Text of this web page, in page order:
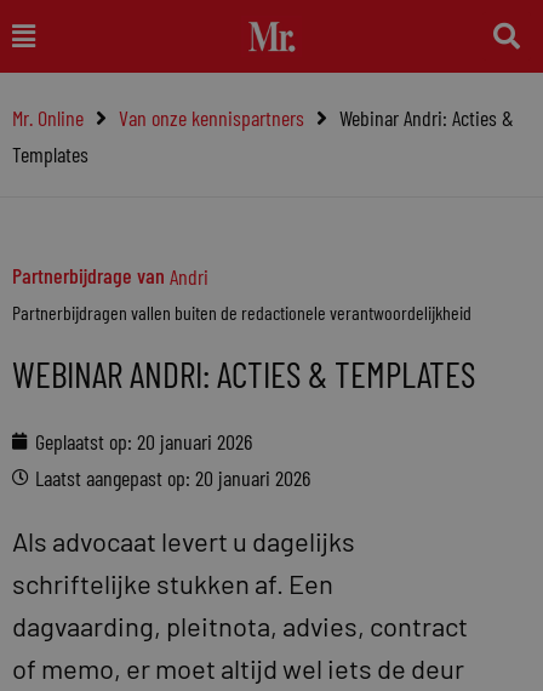
naar
inhoud
Main
Menu
Mr. Online Van onze kennispartners
Webinar Andri: Acties &
Templates
Partnerbijdrage van Andri
Partnerbijdragen vallen buiten de redactionele verantwoordelijkheid
WEBINAR ANDRI: ACTIES & TEMPLATES
Geplaatst op: 20 januari 2026
Laatst aangepast op: 20 januari 2026
Als advocaat levert u dagelijks
schriftelijke stukken af. Een
dagvaarding, pleitnota, advies, contract
of memo, er moet altijd wel iets de deur